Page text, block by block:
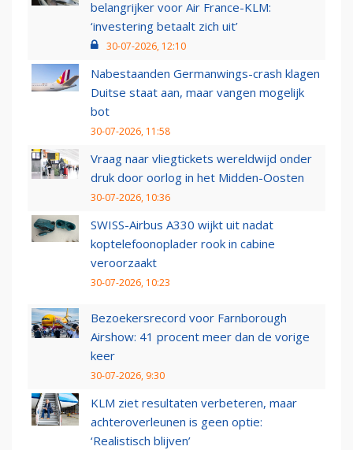
belangrijker voor Air France-KLM:
‘investering betaalt zich uit’
30-07-2026, 12:10
Nabestaanden Germanwings-crash klagen
Duitse staat aan, maar vangen mogelijk
bot
30-07-2026, 11:58
Vraag naar vliegtickets wereldwijd onder
druk door oorlog in het Midden-Oosten
30-07-2026, 10:36
SWISS-Airbus A330 wijkt uit nadat
koptelefoonoplader rook in cabine
veroorzaakt
30-07-2026, 10:23
Bezoekersrecord voor Farnborough
Airshow: 41 procent meer dan de vorige
keer
30-07-2026, 9:30
KLM ziet resultaten verbeteren, maar
achteroverleunen is geen optie:
‘Realistisch blijven’